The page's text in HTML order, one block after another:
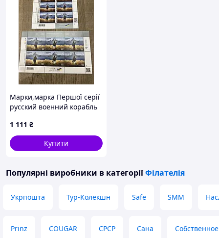
Марки,марка Першої серії
русский военний корабль
1 111 ₴
Купити
Популярні виробники в категоріїФілателія
Укрпошта Тур-Колекшн Safe SMM
Prinz COUGAR СРСР Сана